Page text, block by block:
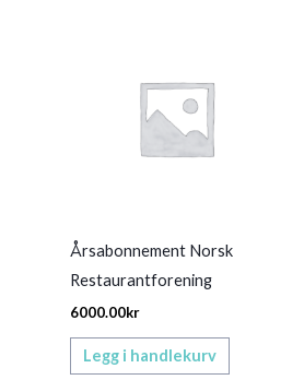
Årsabonnement Norsk
Restaurantforening
6000.00kr
Legg i handlekurv